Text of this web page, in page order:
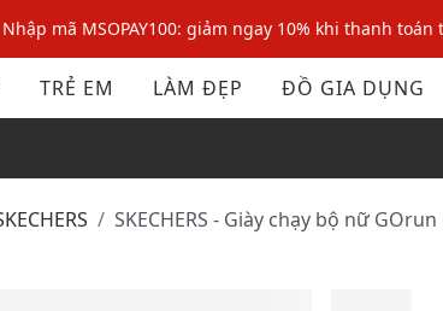
Nhập mã MSOPAY100: giảm ngay 10% khi thanh toán
Nhập mã: MSOXINCHAO - Giảm 10% đơn đầu cho
Nhập mã MSOPAY100: giảm ngay 10% khi thanh toán
TRẺ EM LÀM ĐẸP ĐỒ GIA DỤNG
SKECHERS SKECHERS - Giày chạy bộ nữ